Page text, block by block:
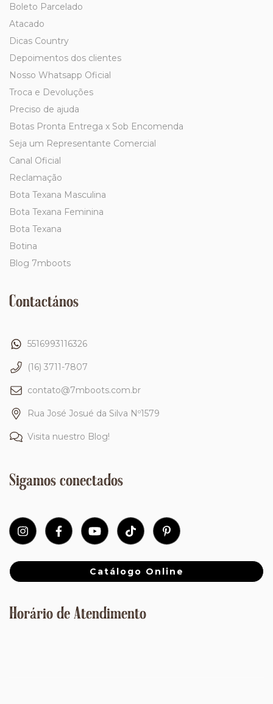
Boleto Parcelado
Atacado
Dicas Country
Depoimentos dos clientes
Nosso Whatsapp Oficial
Troca e Devoluções
Preciso de ajuda
Botas Pronta Entrega x Sob Encomenda
Seja um Representante Comercial
Canal Oficial
Reclamação
Bota Texana Masculina
Bota Texana Feminina
Bota Texana
Botina
Blog 7mboots
Contactános
5516993116326
(16) 3711-7807
contato@7mboots.com.br
Rua José Josué da Silva Nº1579
Visita nuestro Blog!
Sigamos conectados
Catálogo Online
Horário de Atendimento